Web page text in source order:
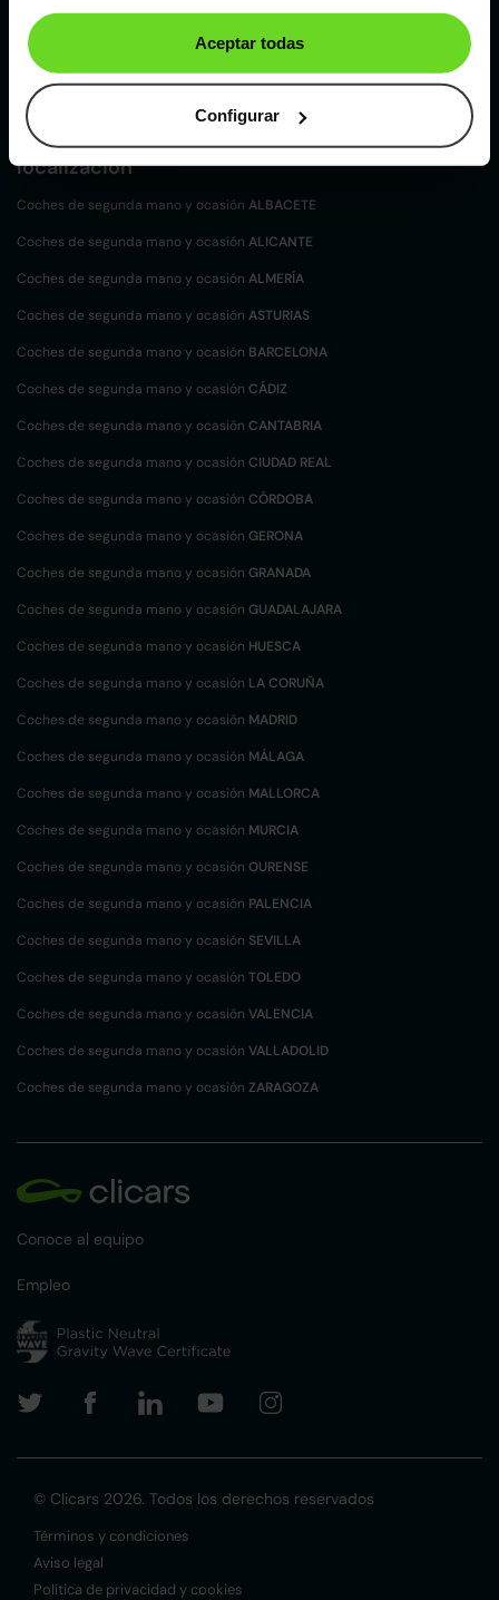
Aceptar todas
Configurar
Ver Fiat 500L de segunda mano y ocasión
Fiat 500L de segunda mano y ocasión
Coches desegunda mano y ocasión por
localización
Coches de segunda mano y ocasión ALBACETE
Coches de segunda mano y ocasión ALICANTE
Coches de segunda mano y ocasión ALMERÍA
Coches de segunda mano y ocasión ASTURIAS
Coches de segunda mano y ocasión BARCELONA
Coches de segunda mano y ocasión CÁDIZ
Coches de segunda mano y ocasión CANTABRIA
Coches de segunda mano y ocasión CIUDAD REAL
Coches de segunda mano y ocasión CÓRDOBA
Coches de segunda mano y ocasión GERONA
Coches de segunda mano y ocasión GRANADA
Coches de segunda mano y ocasión GUADALAJARA
Coches de segunda mano y ocasión HUESCA
Coches de segunda mano y ocasión LA CORUÑA
Coches de segunda mano y ocasión MADRID
Coches de segunda mano y ocasión MÁLAGA
Coches de segunda mano y ocasión MALLORCA
Coches de segunda mano y ocasión MURCIA
Coches de segunda mano y ocasión OURENSE
Coches de segunda mano y ocasión PALENCIA
Coches de segunda mano y ocasión SEVILLA
Coches de segunda mano y ocasión TOLEDO
Coches de segunda mano y ocasión VALENCIA
Coches de segunda mano y ocasión VALLADOLID
Coches de segunda mano y ocasión ZARAGOZA
Conoce al equipo
Empleo
© Clicars 2026. Todos los derechos reservados
Términos y condiciones
Aviso legal
Política de privacidad y cookies